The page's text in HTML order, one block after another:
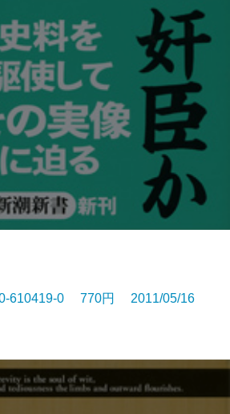
610419-0 770円 2011/05/16